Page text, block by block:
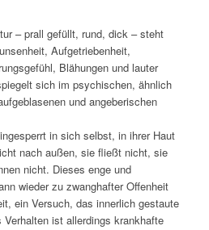
– prall gefüllt, rund, dick – steht
Aufgetriebenheit,
Blähungen und lauter
sich im psychischen, ähnlich
und angeberischen
in sich selbst, in ihrer Haut
nach außen, sie fließt nicht, sie
nicht. Dieses enge und
wieder zu zwanghafter Offenheit
ein Versuch, das innerlich gestaute
ist allerdings krankhafte